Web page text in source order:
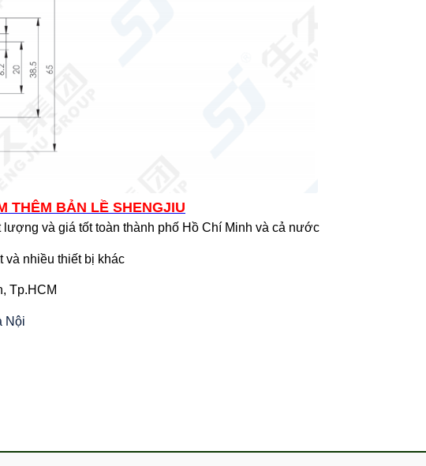
THÊM BẢN LỀ SHENGJIU
và giá tốt toàn thành phố Hồ Chí Minh và cả nước
và nhiều thiết bị khác
Tp.HCM
Nội